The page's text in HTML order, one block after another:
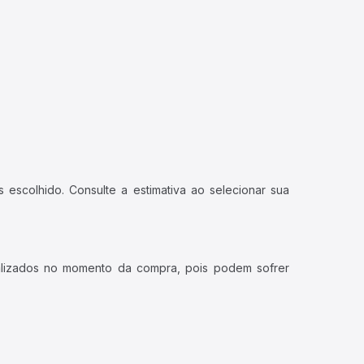
Consulte a estimativa ao selecionar sua
no momento da compra, pois podem sofrer